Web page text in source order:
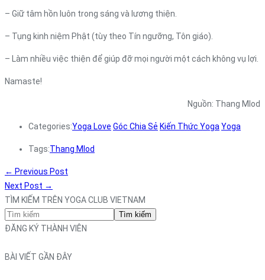
– Giữ tâm hồn luôn trong sáng và lương thiện.
– Tụng kinh niệm Phật (tùy theo Tín ngưỡng, Tôn giáo).
– Làm nhiều việc thiện để giúp đỡ mọi người một cách không vụ lợi.
Namaste!
Nguồn: Thang Mlod
Categories:Yoga Love Góc Chia Sẻ Kiến Thức YogaYoga
Tags:Thang Mlod
← Previous Post
Next Post →
TÌM KIẾM TRÊN YOGA CLUB VIETNAM
Tìm kiếm
ĐĂNG KÝ THÀNH VIÊN
BÀI VIẾT GẦN ĐÂY